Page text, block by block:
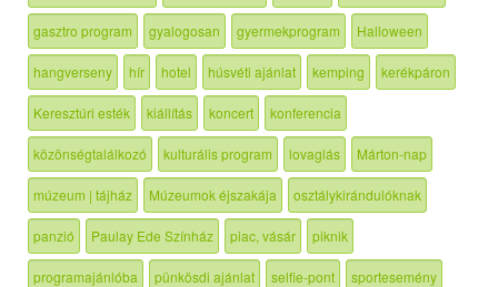
gasztro program gyalogosan gyermekprogram Halloween
hangverseny hír hotel húsvéti ajánlat kemping kerékpáron
Keresztúri esték kiállítás koncert konferencia
közönségtalálkozó kulturális program lovaglás Márton-nap
múzeum | tájház Múzeumok éjszakája osztálykirándulóknak
panzió Paulay Ede Színház piac, vásár piknik
programajánlóba pünkösdi ajánlat selfie-pont sportesemény